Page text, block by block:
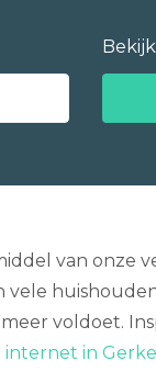
van onze
voldoet.
internet in